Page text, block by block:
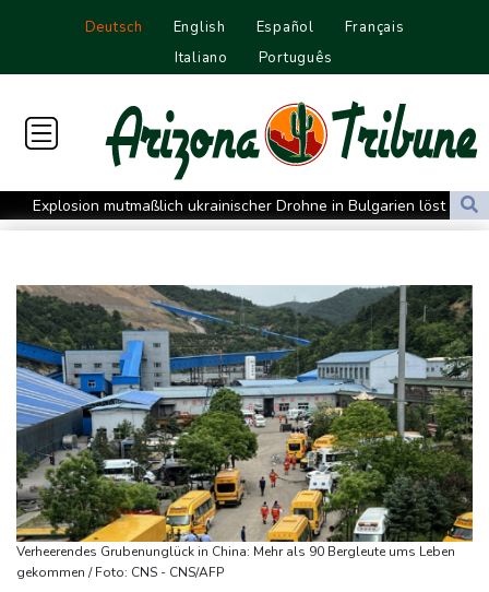
Deutsch English Español
Français
Italiano
Português
Explosion mutmaßlich ukrainischer Drohne in Bulgarien löst
diplomatische Verstimmung aus
Integrität der Ukraine
Sieg auf der längsten Etappe: Vollering übernimmt
Gesamtführung
Drohne explodiert an der Grenze zwischen Rumänien und
Bulgarien nahe Gaspipeline
Lionel Messi trauert um seinen Vater
Absturz von Ultraleichtflugzeug: 72-jähriger Pilot stirbt in Baden-
Württemberg
Selenskyj warnt in Belgrad vor Folgen russischer Angriffe für
den Winter
Verheerendes Grubenunglück in China: Mehr als 90 Bergleute ums Leben
gekommen / Foto: CNS - CNS/AFP